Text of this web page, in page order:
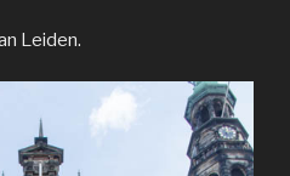
Leiden.